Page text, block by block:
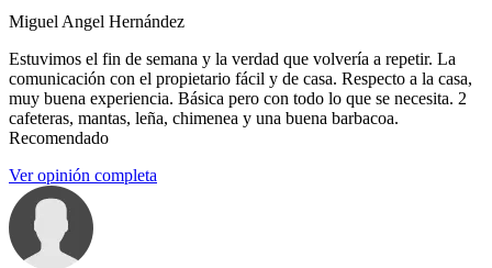
Miguel Angel Hernández
Estuvimos el fin de semana y la verdad que volvería a repetir. La
comunicación con el propietario fácil y de casa. Respecto a la casa,
muy buena experiencia. Básica pero con todo lo que se necesita. 2
cafeteras, mantas, leña, chimenea y una buena barbacoa.
Recomendado
Ver opinión completa